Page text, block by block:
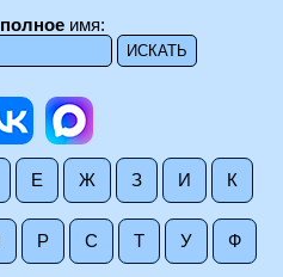
полное имя:
Е Ж З И К
Р С Т У Ф